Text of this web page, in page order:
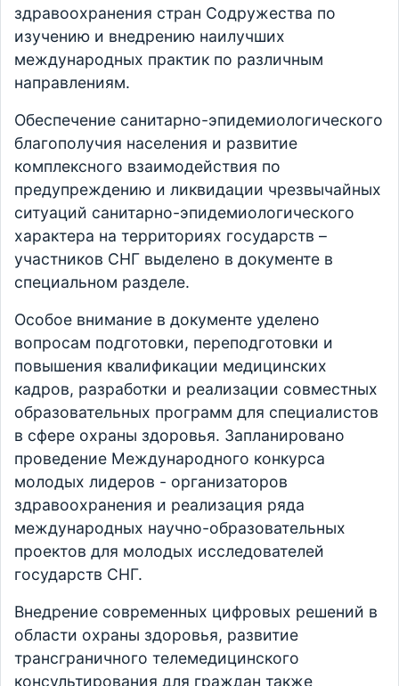
здравоохранения стран Содружества по
изучению и внедрению наилучших
международных практик по различным
направлениям.
Обеспечение санитарно-эпидемиологического
благополучия населения и развитие
комплексного взаимодействия по
предупреждению и ликвидации чрезвычайных
ситуаций санитарно-эпидемиологического
характера на территориях государств –
участников СНГ выделено в документе в
специальном разделе.
Особое внимание в документе уделено
вопросам подготовки, переподготовки и
повышения квалификации медицинских
кадров, разработки и реализации совместных
образовательных программ для специалистов
в сфере охраны здоровья. Запланировано
проведение Международного конкурса
молодых лидеров - организаторов
здравоохранения и реализация ряда
международных научно-образовательных
проектов для молодых исследователей
государств СНГ.
Внедрение современных цифровых решений в
области охраны здоровья, развитие
трансграничного телемедицинского
консультирования для граждан также